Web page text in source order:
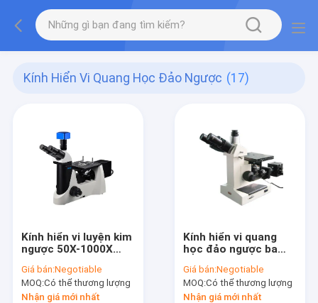
Kính Hiển Vi Quang Học Đảo Ngược (17)
Kính hiển vi luyện kim
ngược 50X-1000X
phân cực và xanh lục
vàng
Giá bán:Negotiable
MOQ:Có thể thương lượng
Nhận giá mới nhất
Kính hiển vi quang
học đảo ngược ba
Giá bán:Negotiable
MOQ:Có thể thương lượng
Nhận giá mới nhất